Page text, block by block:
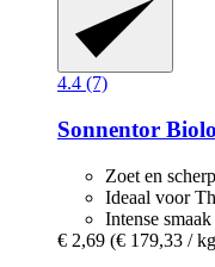
4.4 (7)
Sonnentor
Zoet en
Ideaal voor
Intense smaak
€ 2,69 (€ 179,33 /